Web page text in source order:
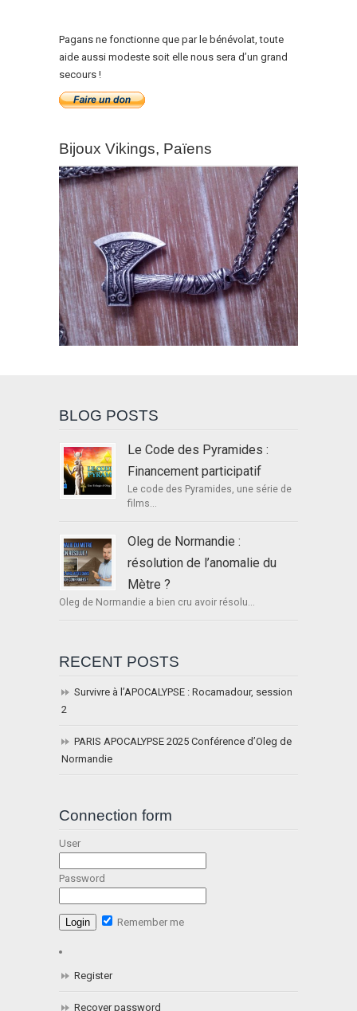
Pagans ne fonctionne que par le bénévolat, toute
aide aussi modeste soit elle nous sera d’un grand
secours !
Bijoux Vikings, Païens
BLOG POSTS
Le Code des Pyramides :
Financement participatif
Le code des Pyramides, une série de
films...
Oleg de Normandie :
résolution de l’anomalie du
Mètre ?
Oleg de Normandie a bien cru avoir résolu...
RECENT POSTS
Survivre à l’APOCALYPSE : Rocamadour, session
2
PARIS APOCALYPSE 2025 Conférence d’Oleg de
Normandie
Connection form
User
Password
Remember me
Register
Recover password